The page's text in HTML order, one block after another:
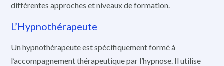
différentes approches et niveaux de formation.
L’Hypnothérapeute
Un hypnothérapeute est spécifiquement formé à
l’accompagnement thérapeutique par l’hypnose. Il utilise